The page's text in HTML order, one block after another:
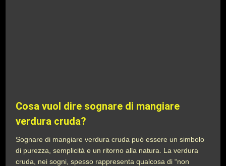
Cosa vuol dire sognare di mangiare
verdura cruda?
Sognare di mangiare verdura cruda può essere un simbolo
di purezza, semplicità e un ritorno alla natura. La verdura
cruda, nei sogni, spesso rappresenta qualcosa di “non